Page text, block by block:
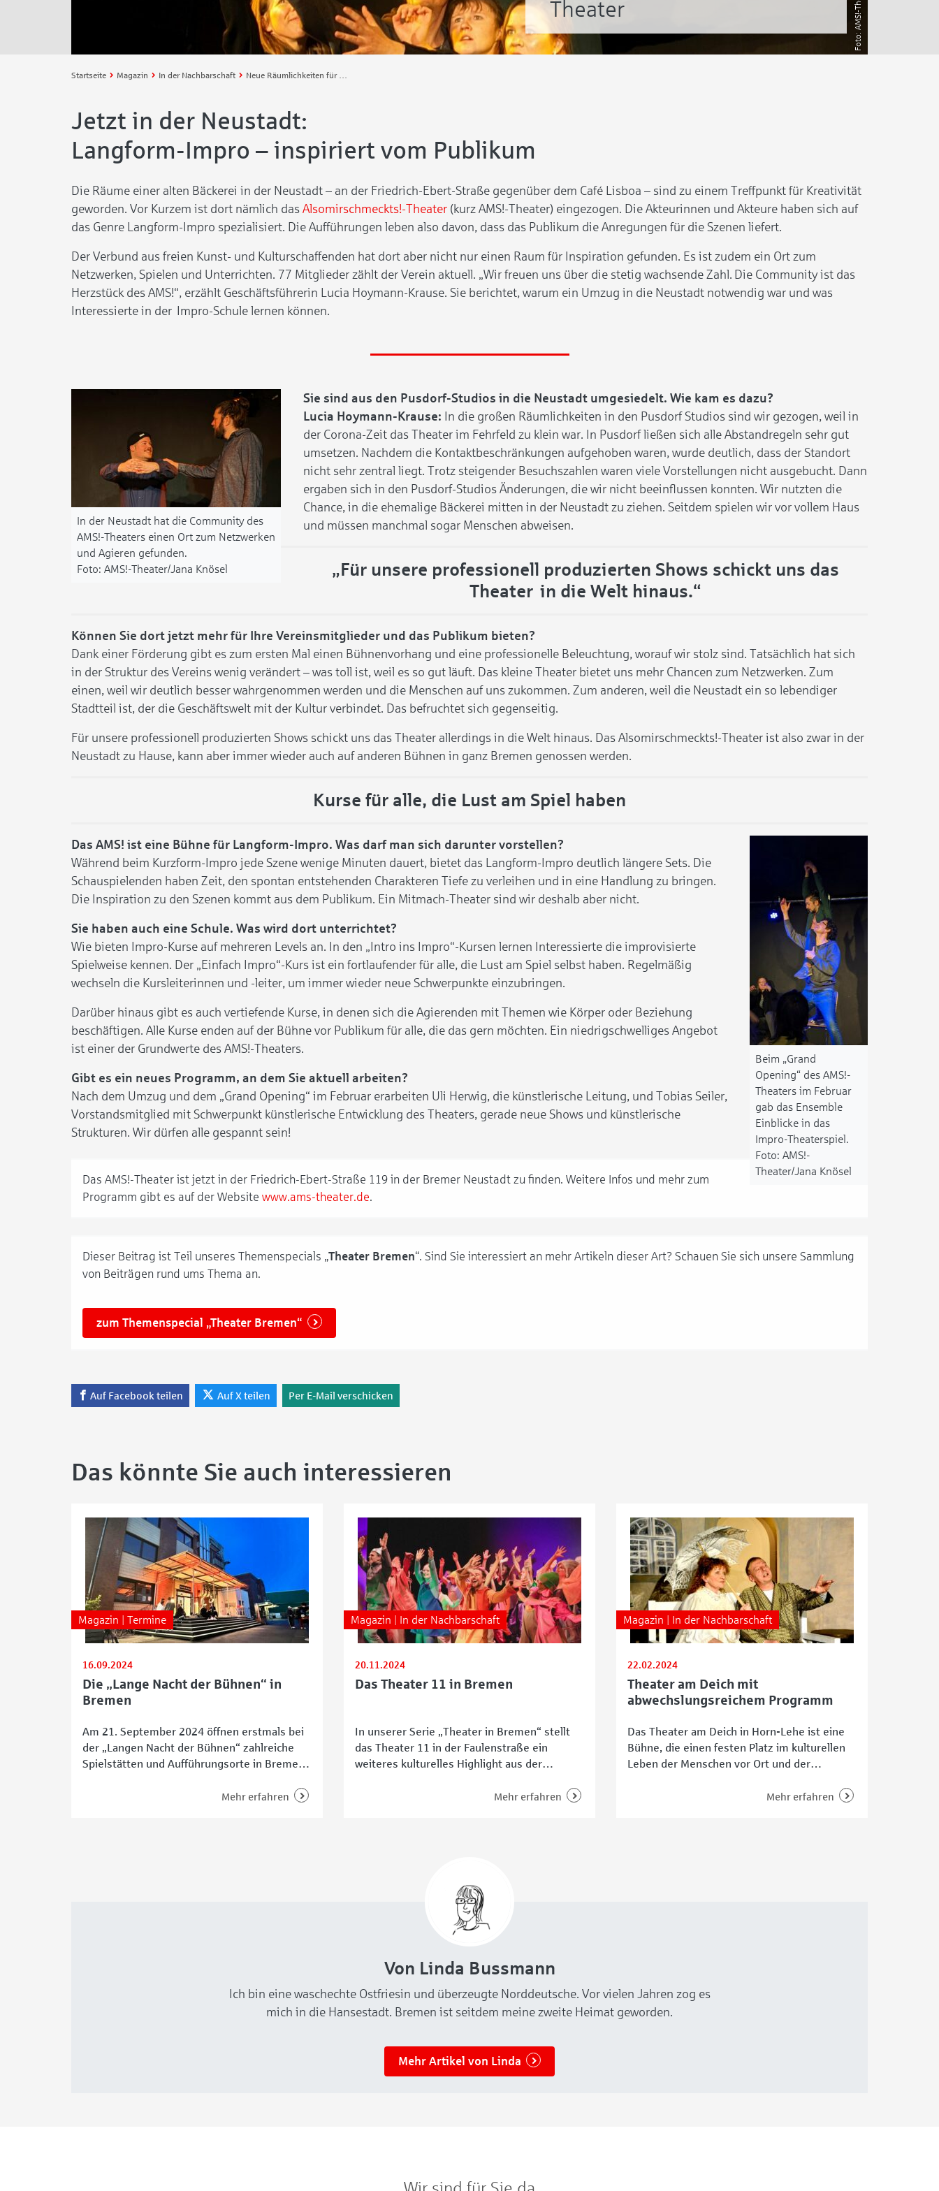
Theater
Startseite Magazin In der Nachbarschaft Neue Räumlichkeiten für das Alsomirschmeckts!-Theater
Jetzt in der Neustadt:
Langform-Impro – inspiriert vom Publikum
Die Räume einer alten Bäckerei in der Neustadt – an der Friedrich-Ebert-Straße gegenüber dem Café Lisboa – sind zu einem Treffpunkt für Kreativität
geworden. Vor Kurzem ist dort nämlich das Alsomirschmeckts!-Theater (kurz AMS!-Theater) eingezogen. Die Akteurinnen und Akteure haben sich auf
das Genre Langform-Impro spezialisiert. Die Aufführungen leben also davon, dass das Publikum die Anregungen für die Szenen liefert.
Der Verbund aus freien Kunst- und Kulturschaffenden hat dort aber nicht nur einen Raum für Inspiration gefunden. Es ist zudem ein Ort zum
Netzwerken, Spielen und Unterrichten. 77 Mitglieder zählt der Verein aktuell. „Wir freuen uns über die stetig wachsende Zahl. Die Community ist das
Herzstück des AMS!“, erzählt Geschäftsführerin Lucia Hoymann-Krause. Sie berichtet, warum ein Umzug in die Neustadt notwendig war und was
Interessierte in der Impro-Schule lernen können.
In der Neustadt hat die Community des
AMS!-Theaters einen Ort zum Netzwerken
und Agieren gefunden.
AMS!-Theater/Jana Knösel
Sie sind aus den Pusdorf-Studios in die Neustadt umgesiedelt. Wie kam es dazu?
Lucia Hoymann-Krause: In die großen Räumlichkeiten in den Pusdorf Studios sind wir gezogen, weil in
der Corona-Zeit das Theater im Fehrfeld zu klein war. In Pusdorf ließen sich alle Abstandregeln sehr gut
umsetzen. Nachdem die Kontaktbeschränkungen aufgehoben waren, wurde deutlich, dass der Standort
nicht sehr zentral liegt. Trotz steigender Besuchszahlen waren viele Vorstellungen nicht ausgebucht. Dann
ergaben sich in den Pusdorf-Studios Änderungen, die wir nicht beeinflussen konnten. Wir nutzten die
Chance, in die ehemalige Bäckerei mitten in der Neustadt zu ziehen. Seitdem spielen wir vor vollem Haus
und müssen manchmal sogar Menschen abweisen.
„Für unsere professionell produzierten Shows schickt uns das
Theater in die Welt hinaus.“
Können Sie dort jetzt mehr für Ihre Vereinsmitglieder und das Publikum bieten?
Dank einer Förderung gibt es zum ersten Mal einen Bühnenvorhang und eine professionelle Beleuchtung, worauf wir stolz sind. Tatsächlich hat sich
in der Struktur des Vereins wenig verändert – was toll ist, weil es so gut läuft. Das kleine Theater bietet uns mehr Chancen zum Netzwerken. Zum
einen, weil wir deutlich besser wahrgenommen werden und die Menschen auf uns zukommen. Zum anderen, weil die Neustadt ein so lebendiger
Stadtteil ist, der die Geschäftswelt mit der Kultur verbindet. Das befruchtet sich gegenseitig.
Für unsere professionell produzierten Shows schickt uns das Theater allerdings in die Welt hinaus. Das Alsomirschmeckts!-Theater ist also zwar in der
Neustadt zu Hause, kann aber immer wieder auch auf anderen Bühnen in ganz Bremen genossen werden.
Kurse für alle, die Lust am Spiel haben
Beim „Grand
Opening“ des AMS!-
Theaters im Februar
gab das Ensemble
Einblicke in das
Impro-Theaterspiel.
AMS!-
Theater/Jana Knösel
Das AMS! ist eine Bühne für Langform-Impro. Was darf man sich darunter vorstellen?
Während beim Kurzform-Impro jede Szene wenige Minuten dauert, bietet das Langform-Impro deutlich längere Sets. Die
Schauspielenden haben Zeit, den spontan entstehenden Charakteren Tiefe zu verleihen und in eine Handlung zu bringen.
Die Inspiration zu den Szenen kommt aus dem Publikum. Ein Mitmach-Theater sind wir deshalb aber nicht.
Sie haben auch eine Schule. Was wird dort unterrichtet?
Wie bieten Impro-Kurse auf mehreren Levels an. In den „Intro ins Impro“-Kursen lernen Interessierte die improvisierte
Spielweise kennen. Der „Einfach Impro“-Kurs ist ein fortlaufender für alle, die Lust am Spiel selbst haben. Regelmäßig
wechseln die Kursleiterinnen und -leiter, um immer wieder neue Schwerpunkte einzubringen.
Darüber hinaus gibt es auch vertiefende Kurse, in denen sich die Agierenden mit Themen wie Körper oder Beziehung
beschäftigen. Alle Kurse enden auf der Bühne vor Publikum für alle, die das gern möchten. Ein niedrigschwelliges Angebot
ist einer der Grundwerte des AMS!-Theaters.
Gibt es ein neues Programm, an dem Sie aktuell arbeiten?
Nach dem Umzug und dem „Grand Opening“ im Februar erarbeiten Uli Herwig, die künstlerische Leitung, und Tobias Seiler,
Vorstandsmitglied mit Schwerpunkt künstlerische Entwicklung des Theaters, gerade neue Shows und künstlerische
Strukturen. Wir dürfen alle gespannt sein!
Das AMS!-Theater ist jetzt in der Friedrich-Ebert-Straße 119 in der Bremer Neustadt zu finden. Weitere Infos und mehr zum
Programm gibt es auf der Website www.ams-theater.de.
Dieser Beitrag ist Teil unseres Themenspecials „Theater Bremen“. Sind Sie interessiert an mehr Artikeln dieser Art? Schauen Sie sich unsere Sammlung
von Beiträgen rund ums Thema an.
zum Themenspecial „Theater Bremen“
Auf Facebook teilen Auf X teilen Per E-Mail verschicken
Das könnte Sie auch interessieren
Magazin | Termine
16.09.2024
Die „Lange Nacht der Bühnen“ in
Bremen
Am 21. September 2024 öffnen erstmals bei
der „Langen Nacht der Bühnen“ zahlreiche
Spielstätten und Aufführungsorte in Bremen
Publikum erwartet dabei von 16 bis 23 Uhr
Mehr erfahren
Magazin | In der Nachbarschaft
20.11.2024
Das Theater 11 in Bremen
In unserer Serie „Theater in Bremen“ stellt
das Theater 11 in der Faulenstraße ein
weiteres kulturelles Highlight aus der
ist im Herzen der Innenstadt beheimatet und
Mehr erfahren
Magazin | In der Nachbarschaft
22.02.2024
Theater am Deich mit
abwechslungsreichem Programm
Das Theater am Deich in Horn-Lehe ist eine
Bühne, die einen festen Platz im kulturellen
Leben der Menschen vor Ort und der
gegründet 1946 als Hanseaten Klub Bremen
Mehr erfahren
Von Linda Bussmann
Ich bin eine waschechte Ostfriesin und überzeugte Norddeutsche. Vor vielen Jahren zog es
mich in die Hansestadt. Bremen ist seitdem meine zweite Heimat geworden.
Mehr Artikel von Linda